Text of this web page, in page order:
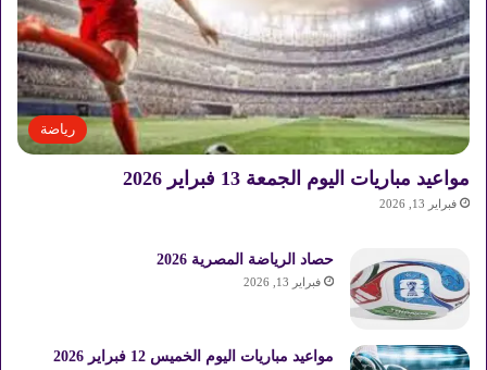
ن
ذ
ب
د
ا
ي
ة
رياضة
مواعيد مباريات اليوم الجمعة 13 فبراير 2026
فبراير 13, 2026
حصاد الرياضة المصرية 2026
فبراير 13, 2026
مواعيد مباريات اليوم الخميس 12 فبراير 2026